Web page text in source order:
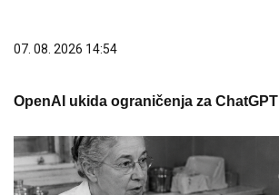
07. 08. 2026 14:54
OpenAI ukida ograničenja za ChatGPT